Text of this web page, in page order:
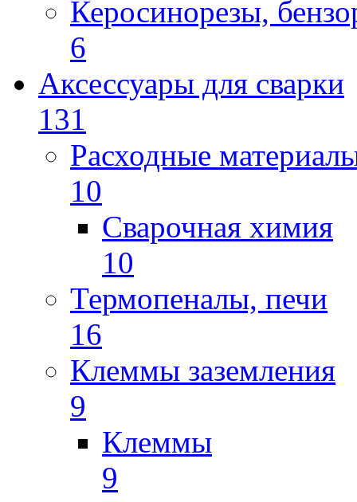
Керосинорезы,
6
Аксессуары для сварки
131
Расходные
10
Сварочная химия
10
Термопеналы, печи
16
Клеммы заземления
9
Клеммы
9